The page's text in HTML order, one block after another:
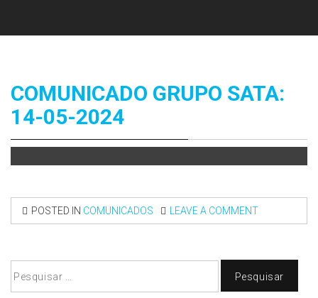
COMUNICADO GRUPO SATA:
14-05-2024
POSTED IN COMUNICADOS LEAVE A COMMENT